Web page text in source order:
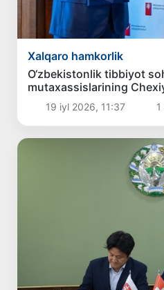
Xalqaro hamkorlik
O‘zbekistonlik tibbiyot
mutaxassislarining
imkoniyat yaratiladi
19 iyl 2026, 11:37